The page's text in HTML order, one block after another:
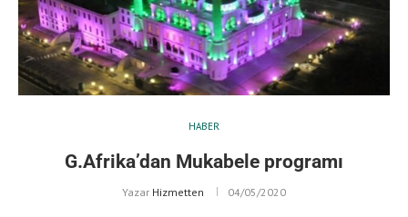
HABER
G.Afrika’dan Mukabele programı
Yazar Hizmetten 04/05/2020